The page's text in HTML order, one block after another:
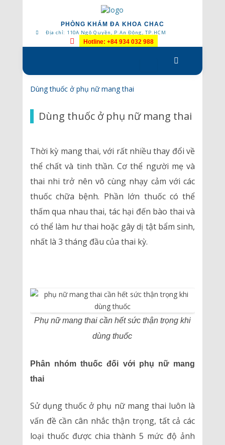
PHÒNG KHÁM ĐA KHOA CHAC
Địa chỉ: 110A Ngô Quyền, P.An Đông, TP.HCM
Hotline: +84 934 032 988
to
content
Dùng thuốc ở phụ nữ mang thai
Dùng thuốc ở phụ nữ mang thai
Thời kỳ mang thai, với rất nhiều thay đổi về
thể chất và tinh thần. Cơ thể người mẹ và
thai nhi trở nên vô cùng nhạy cảm với các
thuốc chữa bệnh. Phần lớn thuốc có thể
thấm qua nhau thai, tác hại đến bào thai và
có thể làm hư thai hoặc gây dị tật bẩm sinh,
nhất là 3 tháng đầu của thai kỳ.
Phụ nữ mang thai cần hết sức thận trọng khi
dùng thuốc
Phân nhóm thuốc đối với phụ nữ mang
thai
Sử dụng thuốc ở phụ nữ mang thai luôn là
vấn đề cần cân nhắc thận trọng, tất cả các
loại thuốc được chia thành 5 mức độ ảnh